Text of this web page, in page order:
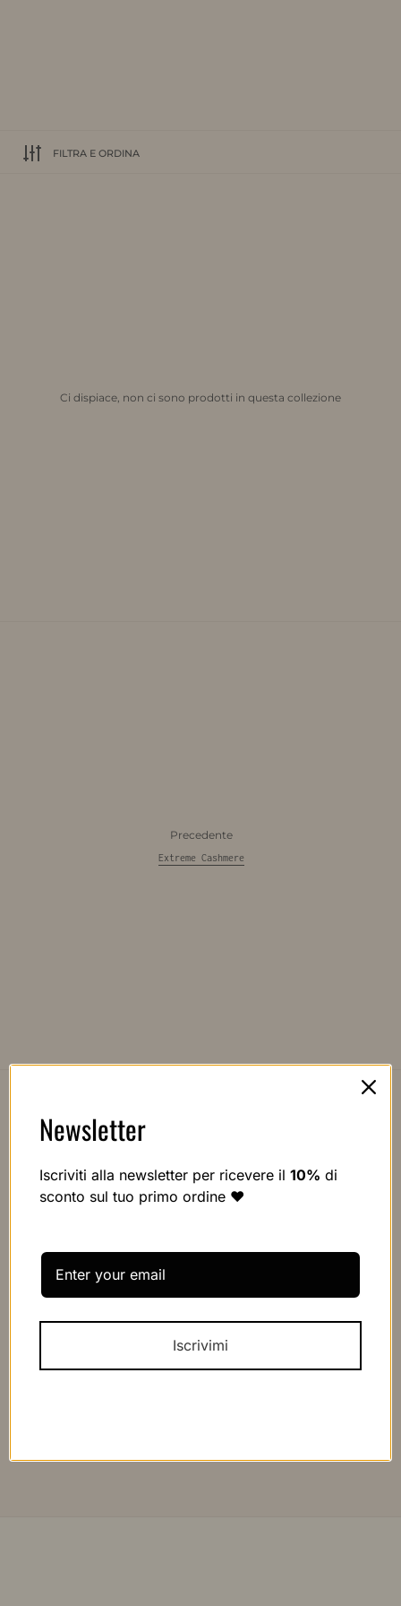
FILTRA E ORDINA
Ci dispiace, non ci sono prodotti in questa collezione
Precedente
Extreme Cashmere
Newsletter
Iscriviti alla newsletter per ricevere il 10% di
sconto sul tuo primo ordine ❤️
Iscrivimi